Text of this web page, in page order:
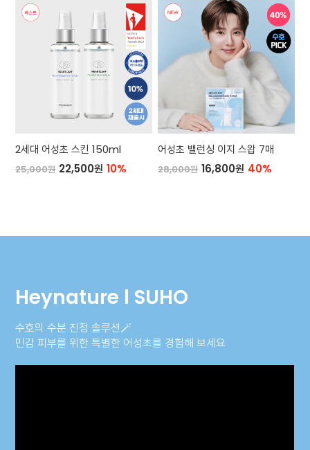
2세대 어성초 스킨 150ml
25,000원 22,500원 10%
어성초 밸런싱 이지 스왑 7매
28,000원 16,800원 40%
Heynature l SUHO
수호의 수분 진정 솔루션🪄
민감 피부를 위한 특별한 어성초를 경험해 보세요